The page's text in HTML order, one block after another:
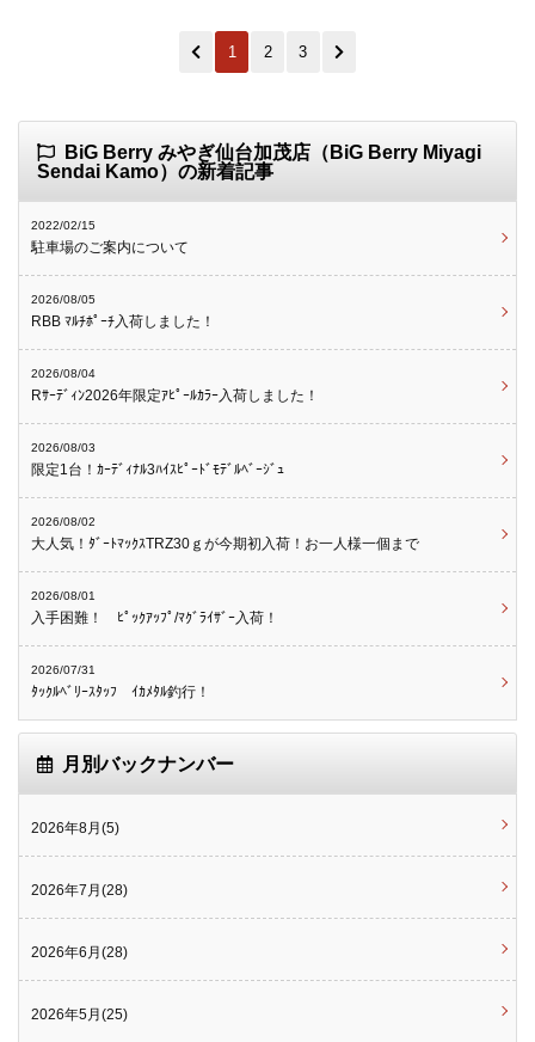
1 2 3
BiG Berry みやぎ仙台加茂店（BiG Berry Miyagi
Sendai Kamo）の新着記事
2022/02/15
駐車場のご案内について
2026/08/05
RBB ﾏﾙﾁﾎﾟｰﾁ入荷しました！
2026/08/04
Rｻｰﾃﾞｨﾝ2026年限定ｱﾋﾟｰﾙｶﾗｰ入荷しました！
2026/08/03
限定1台！ｶｰﾃﾞｨﾅﾙ3ﾊｲｽﾋﾟｰﾄﾞﾓﾃﾞﾙﾍﾞｰｼﾞｭ
2026/08/02
大人気！ﾀﾞｰﾄﾏｯｸｽTRZ30ｇが今期初入荷！お一人様一個まで
2026/08/01
入手困難！ ﾋﾟｯｸｱｯﾌﾟ/ﾏｸﾞﾗｲｻﾞｰ入荷！
2026/07/31
ﾀｯｸﾙﾍﾞﾘｰｽﾀｯﾌ ｲｶﾒﾀﾙ釣行！
月別バックナンバー
2026年8月(5)
2026年7月(28)
2026年6月(28)
2026年5月(25)